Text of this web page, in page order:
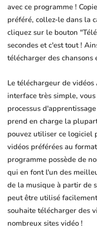
avec ce programme !
préféré, collez-le dans la
cliquez sur le bouton
secondes et c'est tout !
télécharger des chansons
Le téléchargeur de
interface très simple,
processus
prend en charge la
pouvez utiliser ce logiciel
vidéos préférées au
programme possède de
qui en font l'un des
de la musique à partir de
peut être utilisé
souhaite télécharger des
nombreux sites vidéo !